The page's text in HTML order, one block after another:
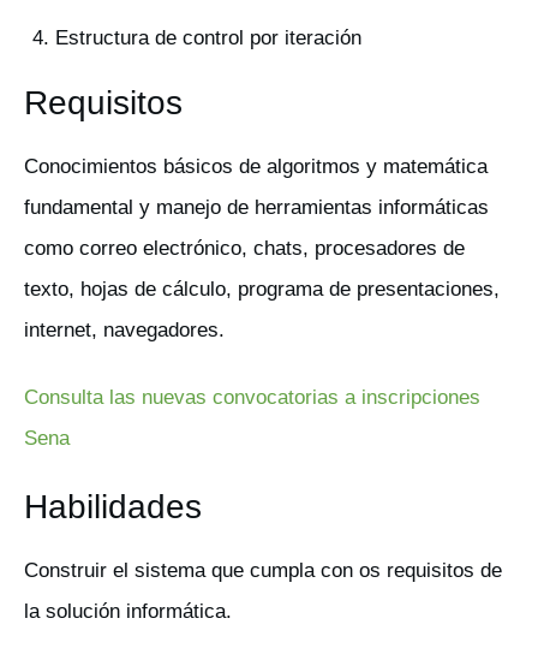
Estructura de control por iteración
Requisitos
Conocimientos básicos de algoritmos y matemática
fundamental y manejo de herramientas informáticas
como correo electrónico, chats, procesadores de
texto, hojas de cálculo, programa de presentaciones,
internet, navegadores.
Consulta las nuevas convocatorias a inscripciones
Sena
Habilidades
Construir el sistema que cumpla con os requisitos de
la solución informática.